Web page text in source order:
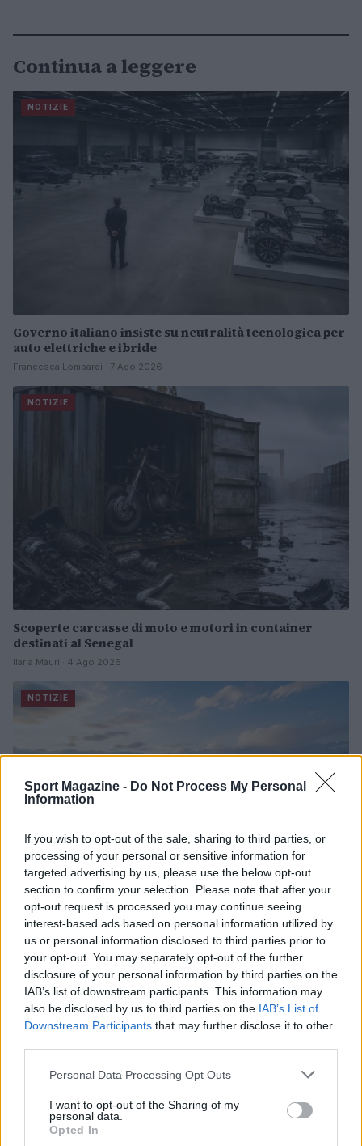
Sport Magazine - Do Not Process My Personal
Information
If you wish to opt-out of the sale, sharing to third parties, or
processing of your personal or sensitive information for
targeted advertising by us, please use the below opt-out
section to confirm your selection. Please note that after your
opt-out request is processed you may continue seeing
interest-based ads based on personal information utilized by
us or personal information disclosed to third parties prior to
your opt-out. You may separately opt-out of the further
disclosure of your personal information by third parties on the
IAB’s list of downstream participants. This information may
also be disclosed by us to third parties on the IAB’s List of
Downstream Participants that may further disclose it to other
Please note that this website/app uses one or more Google
not limited to your visit or usage behaviour. You may click to
grant or deny consent to Google and its third-party tags to
use your data for below specified purposes in below Google
Personal Data Processing Opt Outs
I want to opt-out of the Sharing of my
personal data.
Opted In
Continua a leggere
NOTIZIE
Governo italiano insiste su neutralità tecnologica per
auto elettriche e ibride
Francesca Lombardi · 7 Ago 2026
NOTIZIE
Scoperte carcasse di moto e motori in container
destinati al Senegal
Ilaria Mauri · 4 Ago 2026
NOTIZIE
Nuova Zelanda: ondata di freddo eccezionale porta
neve a bassa quota
Francesca Lombardi · 4 Ago 2026
PIÙ LETTI
Elettrici e Musica in Sinfonia
Rilancio degli impianti sciistici in Val Vigezzo, Val
Formazza e Valle Antrona